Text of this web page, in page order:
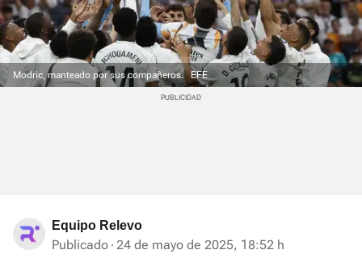
Modric, manteado por sus compañeros. EFE
Equipo Relevo
Publicado 24 de mayo de 2025, 18:52 h